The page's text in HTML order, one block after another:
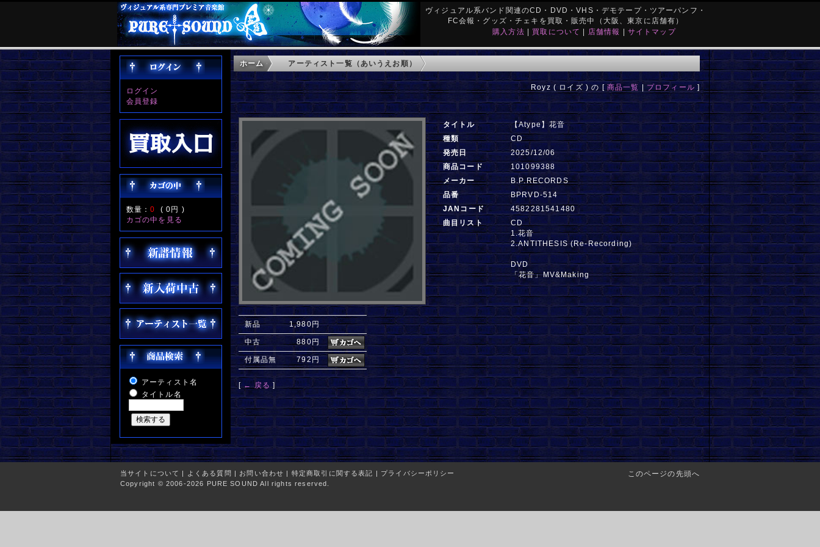
ヴィジュアル系バンド関連のCD・DVD・VHS・デモテープ・ツアーパンフ・
FC会報・グッズ・チェキを買取・販売中（大阪、東京に店舗有）
購入方法 | 買取について | 店舗情報 | サイトマップ
ログイン
会員登録
数量：0 (0円 )
カゴの中を見る
アーティスト名
タイトル名
ホーム アーティスト一覧（あいうえお順）
Royz ( ロイズ ) の [ 商品一覧 | プロフィール ]
新品 1,980円
中古 880円
付属品無 792円
[ ← 戻る ]
タイトル
【Atype】花音
種類
CD
発売日
2025/12/06
商品コード
101099388
メーカー
B.P.RECORDS
品番
BPRVD-514
JANコード
4582281541480
曲目リスト
CD
1.花音
2.ANTITHESIS (Re-Recording)
DVD
「花音」MV&Making
このページの先頭へ
当サイトについて | よくある質問 | お問い合わせ | 特定商取引に関する表記 | プライバシーポリシー
Copyright © 2006-2026 PURE SOUND All rights reserved.